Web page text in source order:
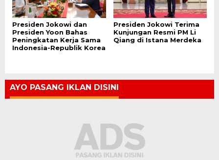
Presiden Jokowi dan
Presiden Yoon Bahas
Peningkatan Kerja Sama
Indonesia-Republik Korea
Presiden Jokowi Terima
Kunjungan Resmi PM Li
Qiang di Istana Merdeka
AYO PASANG IKLAN DISINI